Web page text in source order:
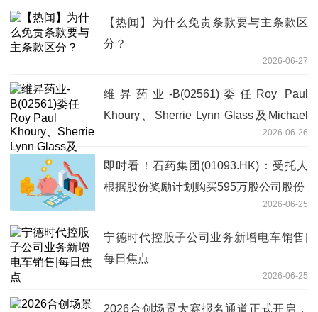
【热闻】为什么免责条款要与主条款区
分？
2026-06-27
维昇药业-B(02561)委任Roy Paul
Khoury、Sherrie Lynn Glass及Michael
J. Chang为非执行董事 每日动态2026-06-26
即时看！石药集团(01093.HK)：受托人
根据股份奖励计划购买595万股公司股份
2026-06-25
宁德时代控股子公司业务新增电车销售|
每日焦点
2026-06-25
2026合创场景大赛报名通道正式开启，